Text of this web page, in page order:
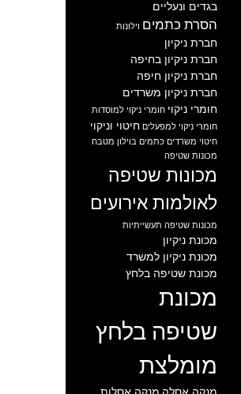
בגדים ונעליים
הסרת כתמים וילונות
חברת ניקיון
חברת ניקיון בחיפה
חברת ניקיון חיפה
חברת ניקיון משרדים
חומרי ניקוי חומרי ניקוי למוסדות
חומרי ניקוי למפעלים חיטוי וניקוי
חיטוי משרדים כתמים בוילון מטבח
מכונות שטיפה
מכונות שטיפה
לאולמות אירועים
מכונות שטיפה תעשייתיות
מכונת ניקיון
מכונת ניקיון למשרד
מכונת שטיפה בלחץ
מכונת
שטיפה בלחץ
מומלצת